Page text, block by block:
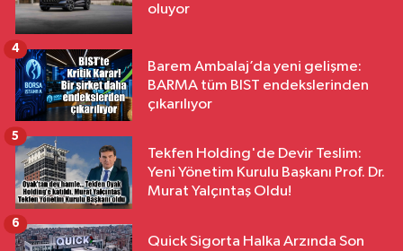
oluyor
Barem Ambalaj’da yeni gelişme:
BARMA tüm BIST endekslerinden
çıkarılıyor
4
Tekfen Holding'de Devir Teslim:
Yeni Yönetim Kurulu Başkanı Prof. Dr.
Murat Yalçıntaş Oldu!
5
Quick Sigorta Halka Arzında Son
6